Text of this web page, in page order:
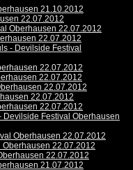
21.10.2012
22.07.2012
Oberhausen 22.07.2012
22.07.2012
- Devilside Festival
22.07.2012
22.07.2012
22.07.2012
22.07.2012
22.07.2012
Devilside Festival Oberhausen
Oberhausen 22.07.2012
22.07.2012
22.07.2012
21.07.2012